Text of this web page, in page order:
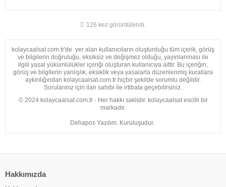
126 kez görüntülendi.
kolaycaalsat.com.tr'de yer alan kullanıcıların oluşturduğu tüm içerik, görüş
ve bilgilerin doğruluğu, eksiksiz ve değişmez olduğu, yayınlanması ile
ilgili yasal yükümlülükler içeriği oluşturan kullanıcıya aittir. Bu içeriğin,
görüş ve bilgilerin yanlışlık, eksiklik veya yasalarla düzenlenmiş kurallara
aykırılığından kolaycaalsat.com.tr hiçbir şekilde sorumlu değildir.
Sorularınız için ilan sahibi ile irtibata geçebilirsiniz.
© 2024 kolaycaalsat.com.tr - Her hakkı saklıdır. kolaycaalsat escilli bir
markadır.
Dehapos Yazılım. Kuruluşudur.
Hakkımızda